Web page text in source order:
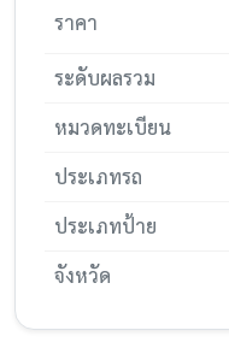
ราคา
ระดับผลรวม
หมวดทะเบียน
ประเภทรถ
ประเภทป้าย
จังหวัด